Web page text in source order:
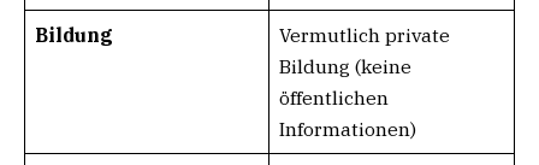
Bildung
Vermutlich private
Bildung (keine
öffentlichen
Informationen)